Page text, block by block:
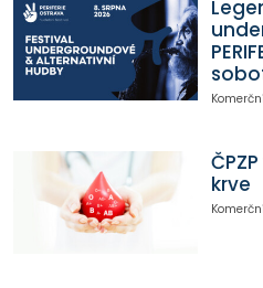
krve